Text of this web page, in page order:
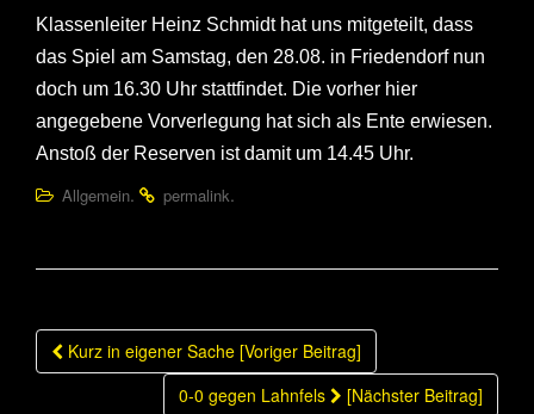
n
Klassenleiter Heinz Schmidt hat uns mitgeteilt, dass
das Spiel am Samstag, den 28.08. in Friedendorf nun
doch um 16.30 Uhr stattfindet. Die vorher hier
angegebene Vorverlegung hat sich als Ente erwiesen.
Anstoß der Reserven ist damit um 14.45 Uhr.
Allgemein. permalink.
Beitragsnavigation
Kurz in eigener Sache [Voriger Beitrag]
0-0 gegen Lahnfels
[Nächster Beitrag]